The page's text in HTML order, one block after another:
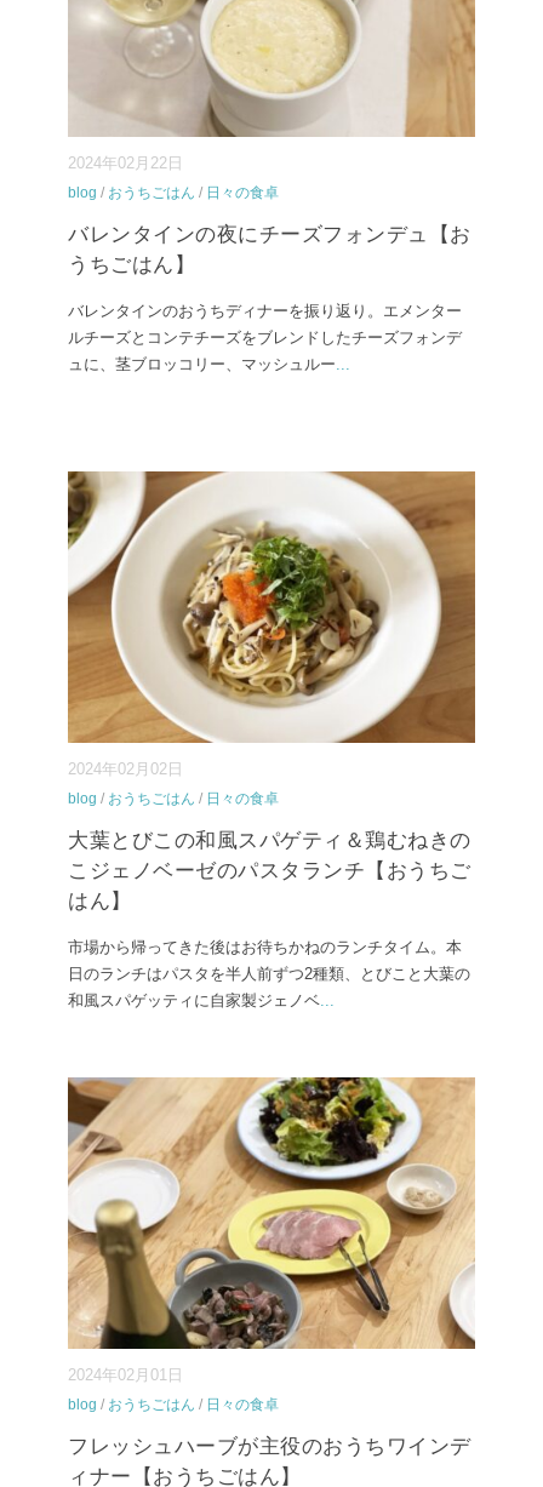
2024年02月22日
blog / おうちごはん / 日々の食卓
バレンタインの夜にチーズフォンデュ【お
うちごはん】
バレンタインのおうちディナーを振り返り。エメンター
ルチーズとコンテチーズをブレンドしたチーズフォンデ
ュに、茎ブロッコリー、マッシュルー...
2024年02月02日
blog / おうちごはん / 日々の食卓
大葉とびこの和風スパゲティ＆鶏むねきの
こジェノベーゼのパスタランチ【おうちご
はん】
市場から帰ってきた後はお待ちかねのランチタイム。本
日のランチはパスタを半人前ずつ2種類、とびこと大葉の
和風スパゲッティに自家製ジェノベ...
2024年02月01日
blog / おうちごはん / 日々の食卓
フレッシュハーブが主役のおうちワインデ
ィナー【おうちごはん】